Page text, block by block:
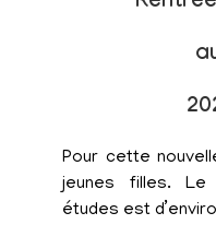
Pour cette
jeunes filles.
études est